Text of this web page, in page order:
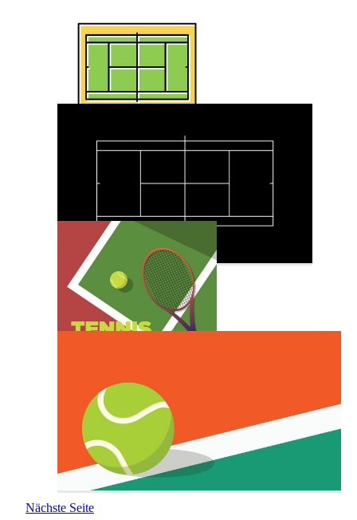
Nächste Seite